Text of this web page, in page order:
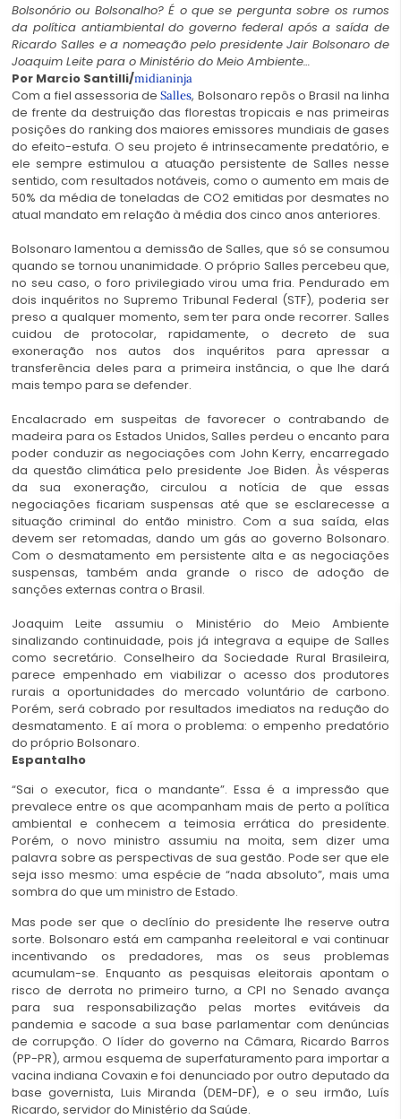
Bolsonório ou Bolsonalho? É o que se pergunta sobre os rumos
da política antiambiental do governo federal após a saída de
Ricardo Salles e a nomeação pelo presidente Jair Bolsonaro de
Joaquim Leite para o Ministério do Meio Ambiente…
Por Marcio Santilli/midianinja
Com a fiel assessoria deSalles, Bolsonaro repôs o Brasil na linha
de frente da destruição das florestas tropicais e nas primeiras
posições do ranking dos maiores emissores mundiais de gases
do efeito-estufa. O seu projeto é intrinsecamente predatório, e
ele sempre estimulou a atuação persistente de Salles nesse
sentido, com resultados notáveis, como o aumento em mais de
50% da média de toneladas de CO2 emitidas por desmates no
atual mandato em relação à média dos cinco anos anteriores.
Bolsonaro lamentou a demissão de Salles, que só se consumou
quando se tornou unanimidade. O próprio Salles percebeu que,
no seu caso, o foro privilegiado virou uma fria. Pendurado em
dois inquéritos no Supremo Tribunal Federal (STF), poderia ser
preso a qualquer momento, sem ter para onde recorrer. Salles
cuidou de protocolar, rapidamente, o decreto de sua
exoneração nos autos dos inquéritos para apressar a
transferência deles para a primeira instância, o que lhe dará
mais tempo para se defender.
Encalacrado em suspeitas de favorecer o contrabando de
madeira para os Estados Unidos, Salles perdeu o encanto para
poder conduzir as negociações com John Kerry, encarregado
da questão climática pelo presidente Joe Biden. Às vésperas
da sua exoneração, circulou a notícia de que essas
negociações ficariam suspensas até que se esclarecesse a
situação criminal do então ministro. Com a sua saída, elas
devem ser retomadas, dando um gás ao governo Bolsonaro.
Com o desmatamento em persistente alta e as negociações
suspensas, também anda grande o risco de adoção de
sanções externas contra o Brasil.
Joaquim Leite assumiu o Ministério do Meio Ambiente
sinalizando continuidade, pois já integrava a equipe de Salles
como secretário. Conselheiro da Sociedade Rural Brasileira,
parece empenhado em viabilizar o acesso dos produtores
rurais a oportunidades do mercado voluntário de carbono.
Porém, será cobrado por resultados imediatos na redução do
desmatamento. E aí mora o problema: o empenho predatório
do próprio Bolsonaro.
Espantalho
“Sai o executor, fica o mandante”. Essa é a impressão que
prevalece entre os que acompanham mais de perto a política
ambiental e conhecem a teimosia errática do presidente.
Porém, o novo ministro assumiu na moita, sem dizer uma
palavra sobre as perspectivas de sua gestão. Pode ser que ele
seja isso mesmo: uma espécie de “nada absoluto”, mais uma
sombra do que um ministro de Estado.
Mas pode ser que o declínio do presidente lhe reserve outra
sorte. Bolsonaro está em campanha reeleitoral e vai continuar
incentivando os predadores, mas os seus problemas
acumulam-se. Enquanto as pesquisas eleitorais apontam o
risco de derrota no primeiro turno, a CPI no Senado avança
para sua responsabilização pelas mortes evitáveis da
pandemia e sacode a sua base parlamentar com denúncias
de corrupção. O líder do governo na Câmara, Ricardo Barros
(PP-PR), armou esquema de superfaturamento para importar a
vacina indiana Covaxin e foi denunciado por outro deputado da
base governista, Luis Miranda (DEM-DF), e o seu irmão, Luís
Ricardo, servidor do Ministério da Saúde.